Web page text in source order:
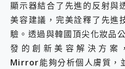
顯示器結合了先進的反射與
美容建議，完美詮釋了先進
驗。透過與韓國頂尖化妝品
發的創新美容解決方案
Mirror能夠分析個人膚質，